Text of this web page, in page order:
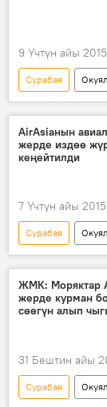
9 Үчтүн айы
Cурабая
Жаңылыктар
Индонезия
AirAsiaнын
жерде издөө
кеңейтилди
7 Үчтүн айы
Cурабая
Дүйнөдө
Индонезия
ЖМК: Моряктар
жерде курман
сөөгүн алып
31 Бештин айы
Cурабая